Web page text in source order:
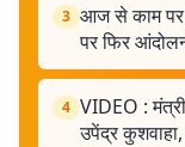
3 आज से काम पर
पर फिर
4 VIDEO :
उपेंद्र